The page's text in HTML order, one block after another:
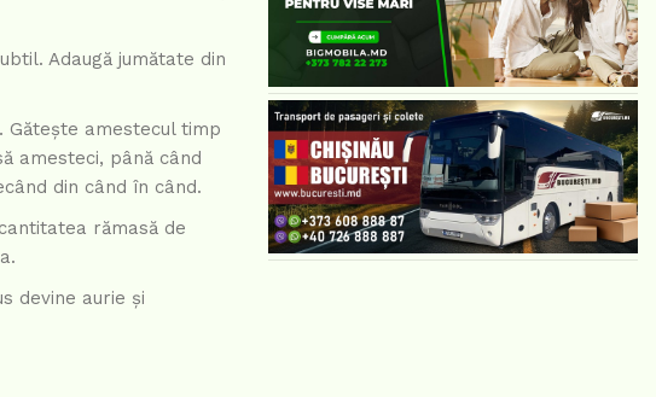
Adaugă jumătate din
Gătește amestecul timp
amesteci, până când
din când în când.
rămasă de
devine aurie și